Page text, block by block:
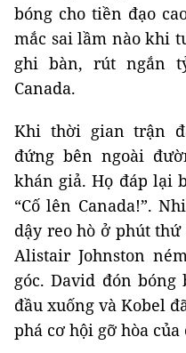
bóng cho tiền đạo
mắc sai lầm nào khi
ghi bàn, rút ​​ngắn
Canada.
Khi thời gian trận
đứng bên ngoài
khán giả. Họ đáp lại
“Cố lên Canada!”.
dậy reo hò ở phút
Alistair Johnston
góc. David đón
đầu xuống và Kobel
phá cơ hội gỡ hòa của